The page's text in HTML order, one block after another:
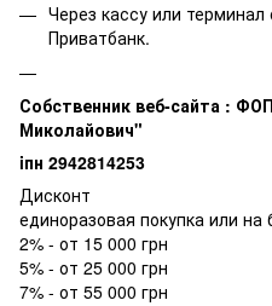
Через кассу или
Приватбанк.
Собственник веб-сайта :
Миколайович"
iпн 2942814253
Дисконт
единоразовая покупка или
2% - от 15 000 грн
5% - от 25 000 грн
7% - от 55 000 грн